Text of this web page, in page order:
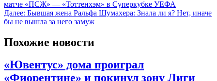
матче «ПСЖ» — «Тоттенхэм» в Суперкубке УЕФА
Далее: Бывшая жена Ральфа Шумахера: Знала ли я? Нет, иначе
бы не вышла за него замуж
Похожие новости
«Ювентус» дома проиграл
«Фиорентине» и покинул зону Лиги